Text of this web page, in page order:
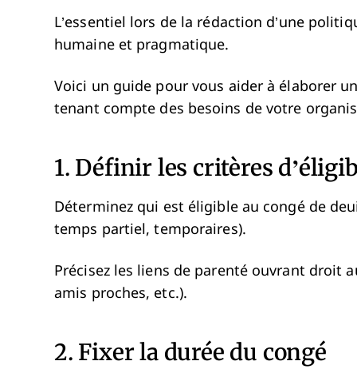
L’essentiel lors de la rédaction d’une
humaine et pragmatique.
Voici un guide pour vous aider à élaborer
tenant compte des besoins de votre
1. Définir les critères
Déterminez qui est éligible au congé de
temps partiel, temporaires).
Précisez les liens de parenté ouvrant droit
amis proches, etc.).
2. Fixer la durée du congé